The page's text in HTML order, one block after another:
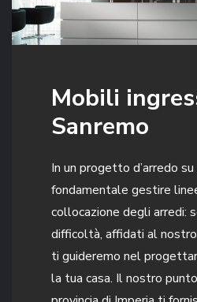
Mobili
Sanremo
In un progetto d’arredo su
fondamentale gestire
collocazione degli arredi:
difficoltà, affidati al
ti guideremo nel
la tua casa. Il nostro